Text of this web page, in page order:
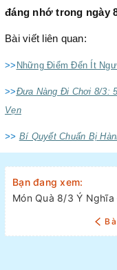
đáng nhớ trong ngày
Bài viết liên quan:
>> Những Điểm Đến Ít
>>Đưa Nàng Đi Chơi 8/3:
Vẹn
>> Bí Quyết Chuẩn Bị
Bạn đang xem:
Món Quà 8/3 Ý Nghĩa